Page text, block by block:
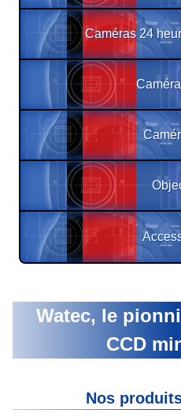
Caméras 24
Watec, le
CCD
Nos